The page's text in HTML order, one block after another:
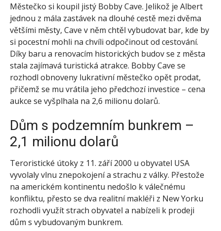
Městečko si koupil jistý Bobby Cave. Jelikož je Albert
jednou z mála zastávek na dlouhé cestě mezi dvěma
většími městy, Cave v něm chtěl vybudovat bar, kde by
si pocestní mohli na chvíli odpočinout od cestování.
Díky baru a renovacím historických budov se z města
stala zajímavá turistická atrakce. Bobby Cave se
rozhodl obnoveny lukrativní městečko opět prodat,
přičemž se mu vrátila jeho předchozí investice – cena
aukce se vyšplhala na 2,6 milionu dolarů.
Dům s podzemním bunkrem –
2,1 milionu dolarů
Teroristické útoky z 11. září 2000 u obyvatel USA
vyvolaly vlnu znepokojení a strachu z války. Přestože
na americkém kontinentu nedošlo k válečnému
konfliktu, přesto se dva realitní makléři z New Yorku
rozhodli využít strach obyvatel a nabízeli k prodeji
dům s vybudovaným bunkrem.